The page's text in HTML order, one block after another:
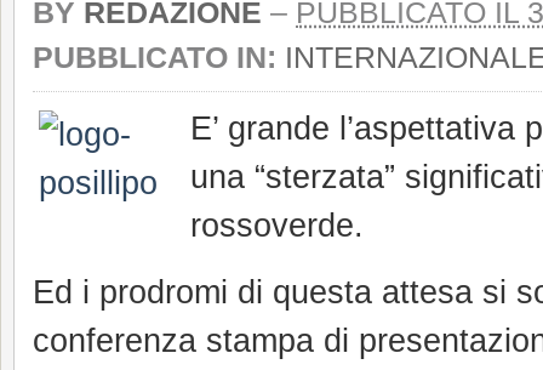
BY REDAZIONE – PUBBLICATO IL
PUBBLICATO IN:
E’ grande
una “sterzata”
rossoverde.
Ed i prodromi di questa attesa si
conferenza stampa di